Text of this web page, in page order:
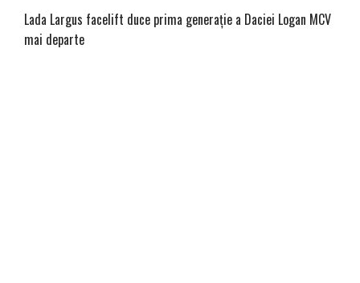
Lada Largus facelift duce prima generație a Daciei Logan MCV
mai departe